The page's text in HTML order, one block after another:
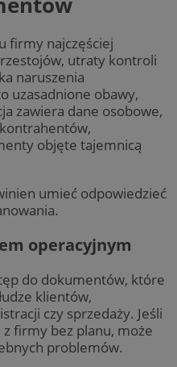
firmy najczęściej
utraty kontroli
naruszenia
uzasadnione obawy,
zawiera dane osobowe,
objęte tajemnicą
umieć odpowiedzieć
operacyjnym
do dokumentów, które
klientów,
czy sprzedaży. Jeśli
firmy bez planu, może
problemów.